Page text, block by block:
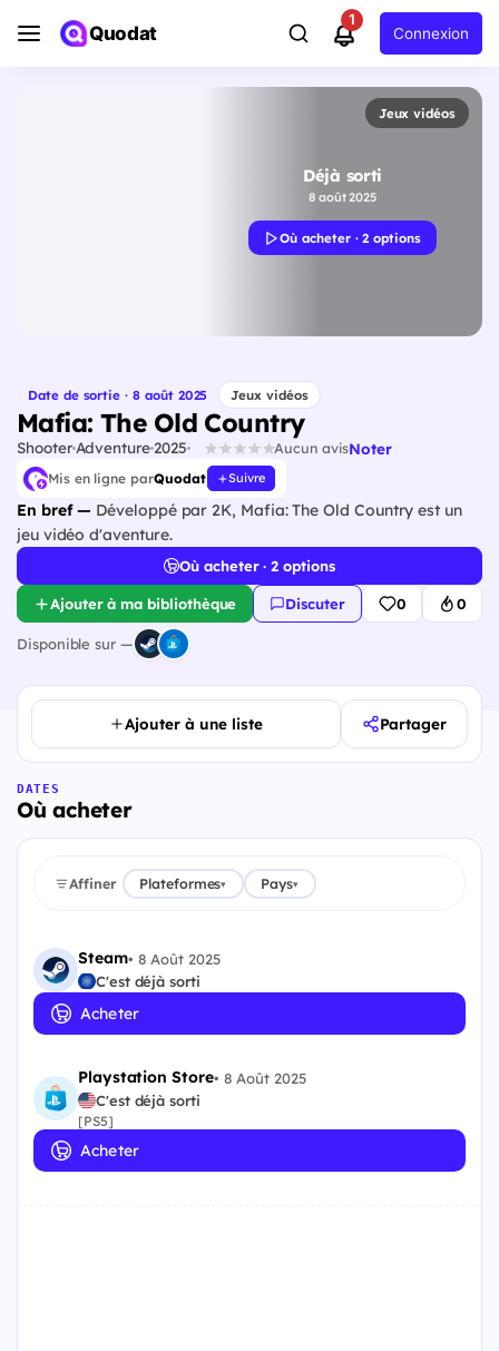
Quodat
1
Connexion
Jeux vidéos
Déjà sorti
8 août 2025
Où acheter · 2 options
Date de sortie · 8 août 2025 Jeux vidéos
Mafia: The Old Country
ShooterAdventure2025 Aucun avisNoter
Mis en ligne parQuodat Suivre
En bref — Développé par 2K, Mafia: The Old Country est un
jeu vidéo d'aventure.
Où acheter · 2 options
Ajouter à ma bibliothèque Discuter 0 0
Disponible sur —
Ajouter à une liste Partager
DATES
Où acheter
Affiner Plateformes▾ Pays▾
Steam• 8 Août 2025
C'est déjà sorti
Acheter
Playstation Store• 8 Août 2025
C'est déjà sorti
[PS5]
Acheter